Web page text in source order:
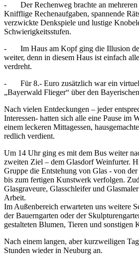
- Der Rechenweg brachte an mehreren
Knifflige Rechenaufgaben,
verzwickte Denkspiele und lustige
Schwierigkeitsstufen.
- Im Haus am Kopf ging die Illusion der
weiter, denn in diesem Haus ist
verdreht.
- Für 8.- Euro zusätzlich war ein
„Bayerwald Flieger“ über den
Nach vielen Entdeckungen – jeder
Interessen- hatten sich alle eine Pause im
einem leckeren Mittagessen,
redlich verdient.
Um 14 Uhr ging es mit dem Bus weiter
zweiten Ziel – dem Glasdorf Weinfurter.
Gruppe die Entstehung von Glas - von
bis zum fertigen Kunstwerk verfolgen.
Glasgraveure, Glasschleifer und
Arbeit.
Im Außenbereich erwarteten uns weitere
der Bauerngarten oder der
gestalteten Blumen, Tieren und sonstigen
Nach einem langen, aber kurzweiligen
Stunden wieder in Neuburg an.